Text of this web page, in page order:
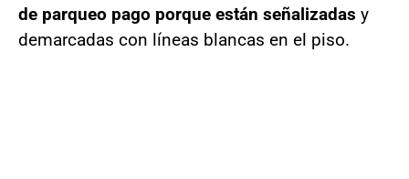
de parqueo pago porque están señalizadas y
demarcadas con líneas blancas en el piso.